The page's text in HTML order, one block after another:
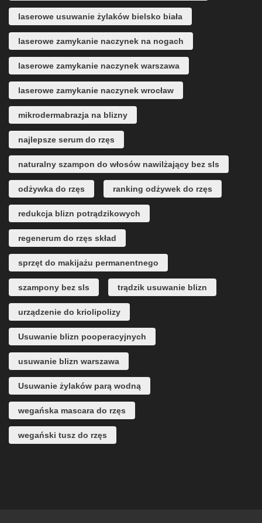
laserowe usuwanie żylaków bielsko biała
laserowe zamykanie naczynek na nogach
laserowe zamykanie naczynek warszawa
laserowe zamykanie naczynek wrocław
mikrodermabrazja na blizny
najlepsze serum do rzęs
naturalny szampon do włosów nawilżający bez sls
odżywka do rzęs ranking odżywek do rzęs
redukcja blizn potrądzikowych
regenerum do rzęs skład
sprzęt do makijażu permanentnego
szampony bez sls trądzik usuwanie blizn
urządzenie do kriolipolizy
Usuwanie blizn pooperacyjnych
usuwanie blizn warszawa
Usuwanie żylaków parą wodną
wegańska mascara do rzęs
wegański tusz do rzęs